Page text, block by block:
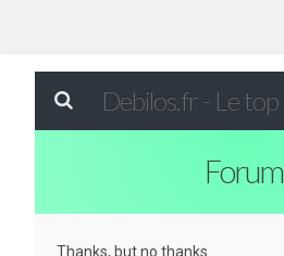
Forum
Thanks, but no thanks